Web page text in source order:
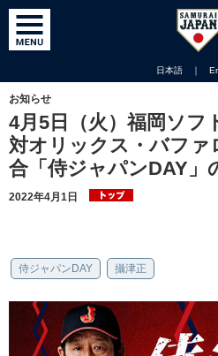
日本語 ｜
お知らせ
4月5日（火）福岡ソフ
対オリックス・バファ
合「侍ジャパンDAY」
2022年4月1日
侍ジャパンDAY 攝津正